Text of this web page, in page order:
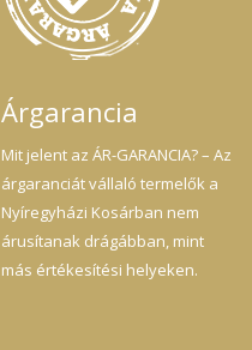
Árgarancia
Mit jelent az ÁR-GARANCIA? – Az
árgaranciát vállaló termelők a
Nyíregyházi Kosárban nem
árusítanak drágábban, mint
más értékesítési helyeken.